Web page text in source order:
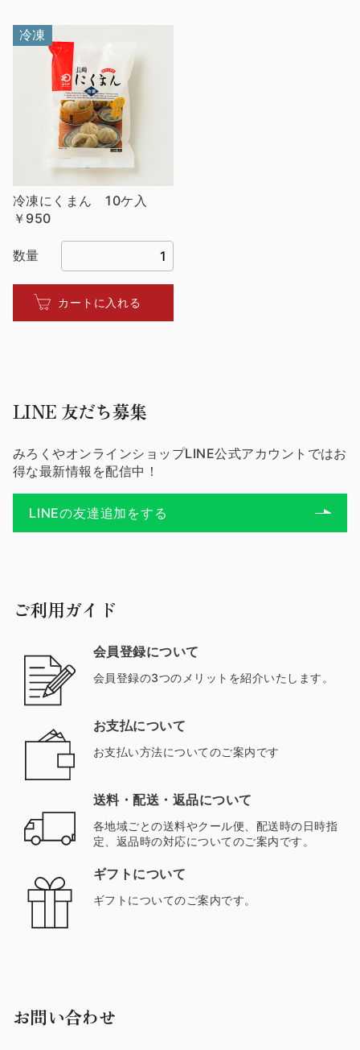
冷凍
冷凍にくまん 10ケ入
￥950
数量
カートに入れる
LINE 友だち募集
みろくやオンラインショップLINE公式アカウントではお
得な最新情報を配信中！
LINEの友達追加をする
ご利用ガイド
会員登録について
会員登録の3つのメリットを紹介いたします。
お支払について
お支払い方法についてのご案内です
送料・配送・返品について
各地域ごとの送料やクール便、配送時の日時指
定、返品時の対応についてのご案内です。
ギフトについて
ギフトについてのご案内です。
お問い合わせ